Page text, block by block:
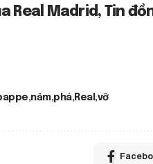
Real Madrid, Tin
năm phá Real vỡ